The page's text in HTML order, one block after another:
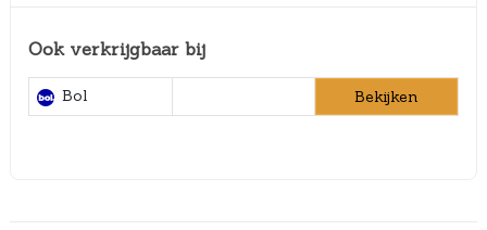
Ook verkrijgbaar bij
Bol Bekijken